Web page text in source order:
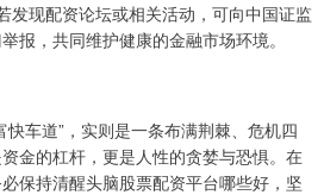
发现配资论坛或相关活动，可向中国证监
报，共同维护健康的金融市场环境。
快车道”，实则是一条布满荆棘、危机四
金的杠杆，更是人性的贪婪与恐惧。在
保持清醒头脑股票配资平台哪些好，坚